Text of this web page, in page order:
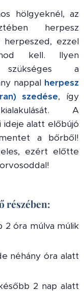
hölgyeknél, az
herpesz
ezzel
kell. Ilyen
a
nappal herpesz
szedése, így
A
ideje alatt előbújó
a bőrből!
ezért előtte
részében:
2 óra múlva múlik
néhány óra alatt
2 nap alatt